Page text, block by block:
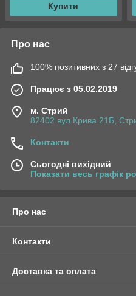
Купити
Про нас
100% позитивних з 27
Працює з 05.02.2019
м. Стрий
82402 вул.Крива 21Б,
Контакти
Сьогодні вихідний
Показати весь графік
Про нас
Контакти
Доставка та оплата